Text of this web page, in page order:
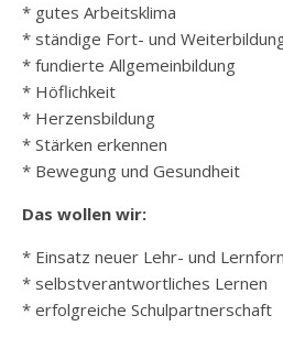
* gutes Arbeitsklima
* ständige Fort- und
* fundierte Allgemeinbildung
* Höflichkeit
* Herzensbildung
* Stärken erkennen
* Bewegung und Gesundheit
Das wollen wir:
* Einsatz neuer Lehr- und
* selbstverantwortliches Lernen
* erfolgreiche Schulpartnerschaft